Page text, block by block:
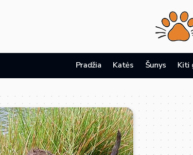
Pradžia Katės Šunys Kiti